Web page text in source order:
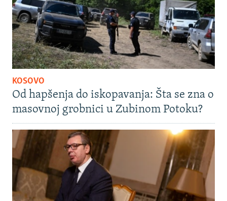
KOSOVO
Od hapšenja do iskopavanja: Šta se zna o
masovnoj grobnici u Zubinom Potoku?